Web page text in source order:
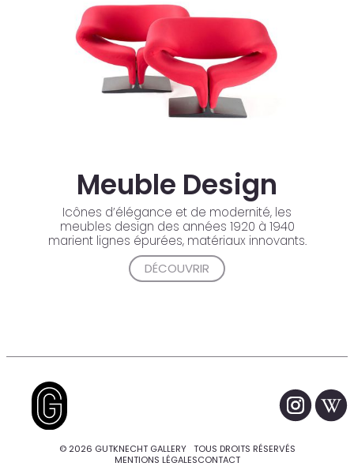
Meuble Design
Icônes d’élégance et de modernité, les
meubles design des années 1920 à 1940
marient lignes épurées, matériaux innovants.
DÉCOUVRIR
© 2026 GUTKNECHT GALLERY TOUS DROITS RÉSERVÉS
MENTIONS LÉGALESCONTACT